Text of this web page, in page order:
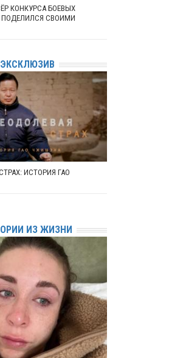
КОНКУРСА БОЕВЫХ
ПОДЕЛИЛСЯ СВОИМИ
ЭКСКЛЮЗИВ
ИСТОРИЯ ГАО
ИЗ ЖИЗНИ